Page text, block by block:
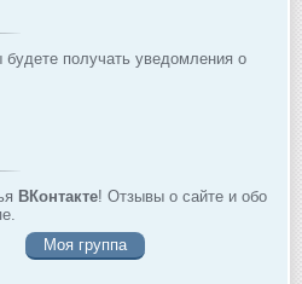
получать уведомления о
ВКонтакте! Отзывы о сайте и обо
Моя группа